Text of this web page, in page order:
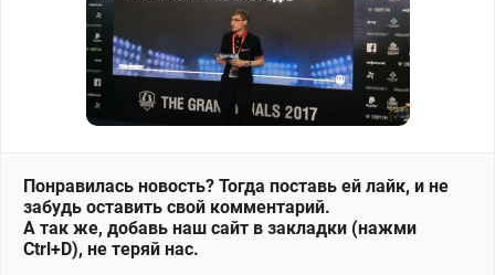
Понравилась новость? Тогда поставь ей лайк, и не
забудь оставить свой комментарий.
А так же, добавь наш сайт в закладки (нажми
Ctrl+D), не теряй нас.